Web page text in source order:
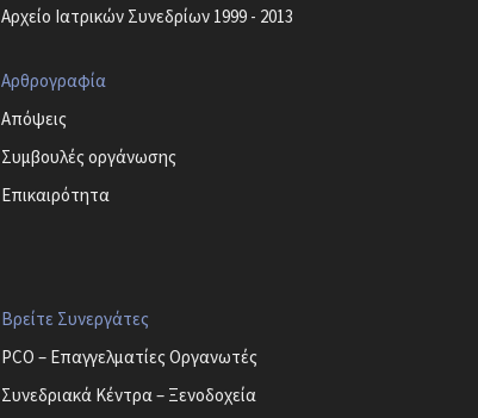
Αρχείο Ιατρικών Συνεδρίων 1999 - 2013
Αρθρογραφία
Απόψεις
Συμβουλές οργάνωσης
Επικαιρότητα
Βρείτε Συνεργάτες
PCO – Επαγγελματίες Οργανωτές
Συνεδριακά Κέντρα – Ξενοδοχεία